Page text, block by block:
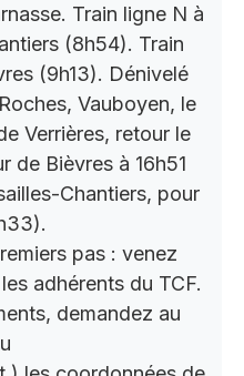
Train ligne N à
(8h54). Train
(9h13). Dénivelé
Vauboyen, le
Verrières, retour le
de Bièvres à 16h51
Chantiers, pour
pas : venez
adhérents du TCF.
demandez au